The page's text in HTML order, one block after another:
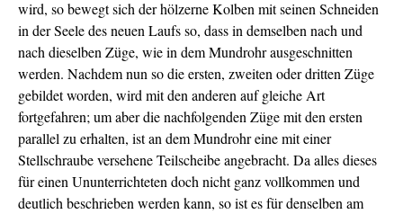
wird, so bewegt sich der hölzerne Kolben mit seinen Schneiden
in der Seele des neuen Laufs so, dass in demselben nach und
nach dieselben Züge, wie in dem Mundrohr ausgeschnitten
werden. Nachdem nun so die ersten, zweiten oder dritten Züge
gebildet worden, wird mit den anderen auf gleiche Art
fortgefahren; um aber die nachfolgenden Züge mit den ersten
parallel zu erhalten, ist an dem Mundrohr eine mit einer
Stellschraube versehene Teilscheibe angebracht. Da alles dieses
für einen Ununterrichteten doch nicht ganz vollkommen und
deutlich beschrieben werden kann, so ist es für denselben am